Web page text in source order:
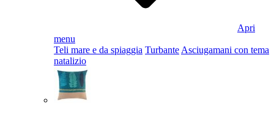
Apri
menu
Teli mare e da spiaggia Turbante Asciugamani con tema
natalizio